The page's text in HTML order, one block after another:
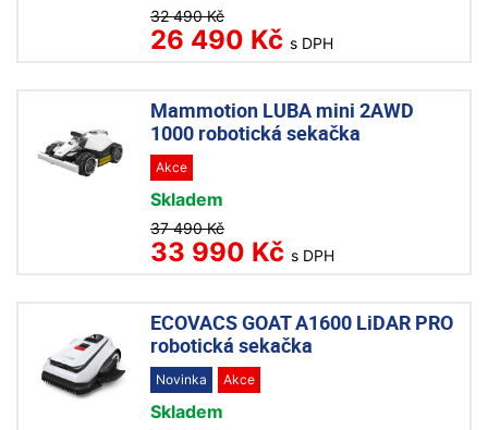
32 490 Kč
26 490 Kč s DPH
Mammotion LUBA mini 2AWD
1000 robotická sekačka
Akce
Skladem
37 490 Kč
33 990 Kč s DPH
ECOVACS GOAT A1600 LiDAR PRO
robotická sekačka
Novinka Akce
Skladem